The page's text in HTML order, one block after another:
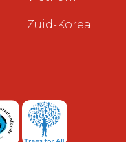
Zuid-Korea